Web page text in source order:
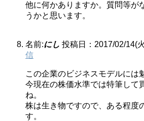
他に何かありますか。質問等が
うかと思います。
名前:にし 投稿日：2017/02/14(
信
この企業のビジネスモデルには
今現在の株価水準では特筆して
ね。
株は生き物ですので、ある程度
す。